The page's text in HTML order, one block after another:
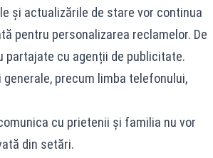
și actualizările de stare vor continua
pentru personalizarea reclamelor. De
partajate cu agenții de publicitate.
precum limba telefonului,
cu prietenii și familia nu vor
din setări.